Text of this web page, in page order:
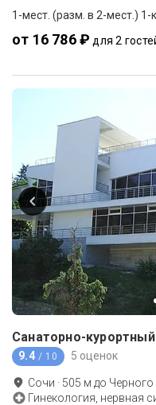
1-мест. (разм. в 2-мест.) 1-
от 16 786 ₽ для 2
Санаторно-
9.4 / 10 5 оценок
Сочи · 505 м до
Гинекология, нервная